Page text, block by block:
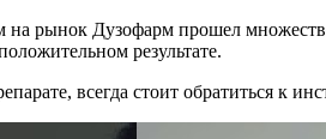
на рынок Дузофарм прошел
результате.
всегда стоит обратиться к